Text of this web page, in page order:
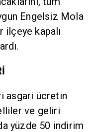
Engelsiz Mola
ilçeye kapalı
asgari ücretin
ve geliri
yüzde 50 indirim